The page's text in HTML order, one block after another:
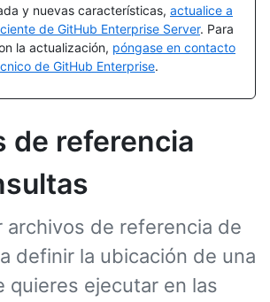
y nuevas características, actualice a
de GitHub Enterprise Server. Para
la actualización, póngase en contacto
de GitHub Enterprise.
de referencia
archivos de referencia de
definir la ubicación de una
quieres ejecutar en las